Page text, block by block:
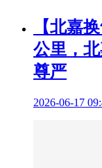
【北嘉
公里，
尊严
2026-06-17